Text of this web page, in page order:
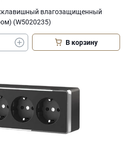
влагозащищенный
(W5020235)
В корзину